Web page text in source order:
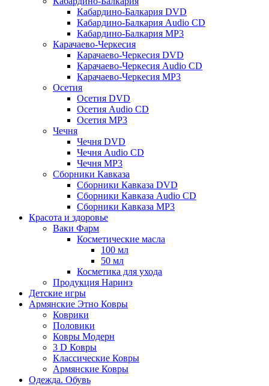
Кабардино-Балкария DVD
Кабардино-Балкария Audio CD
Кабардино-Балкария MP3
Карачаево-Черкесия
Карачаево-Черкесия DVD
Карачаево-Черкесия Audio CD
Карачаево-Черкесия MP3
Осетия
Осетия DVD
Осетия Audio CD
Осетия MP3
Чечня
Чечня DVD
Чечня Audio CD
Чечня MP3
Сборники Кавказа
Сборники Кавказа DVD
Сборники Кавказа Audio CD
Сборники Кавказа MP3
Красота и здоровье
Ваки Фарм
Косметические масла
100 мл
50 мл
Косметика для ухода
Продукция Наринэ
Детские игры
Армянские Этно Ковры
Коврики
Половики
Ковры Модерн
3 D Ковры
Классические Ковры
Армянские Ковры
Одежда. Обувь